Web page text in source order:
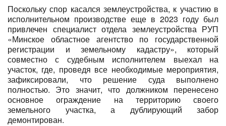
Поскольку спор касался землеустройства, к участию в
исполнительном производстве еще в 2023 году был
привлечен специалист отдела землеустройства РУП
«Минское областное агентство по государственной
регистрации и земельному кадастру», который
совместно с судебным исполнителем выехал на
участок, где, проведя все необходимые мероприятия,
зафиксировали, что решение суда выполнено
полностью. Это значит, что должником перенесено
основное ограждение на территорию своего
земельного участка, а дублирующий забор
демонтирован.